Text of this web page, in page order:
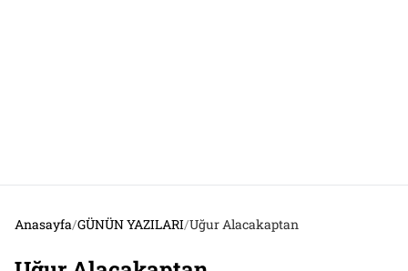
Anasayfa/GÜNÜN YAZILARI/Uğur Alacakaptan